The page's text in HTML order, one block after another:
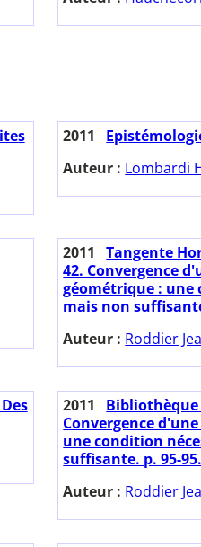
2011
Auteur : Lombardi
2011
Tangente
42. Convergence
géométrique : une
mais non
Auteur : Roddier
2011
Bibliothèque
Convergence
une condition
suffisante. p. 95-95.
Auteur : Roddier